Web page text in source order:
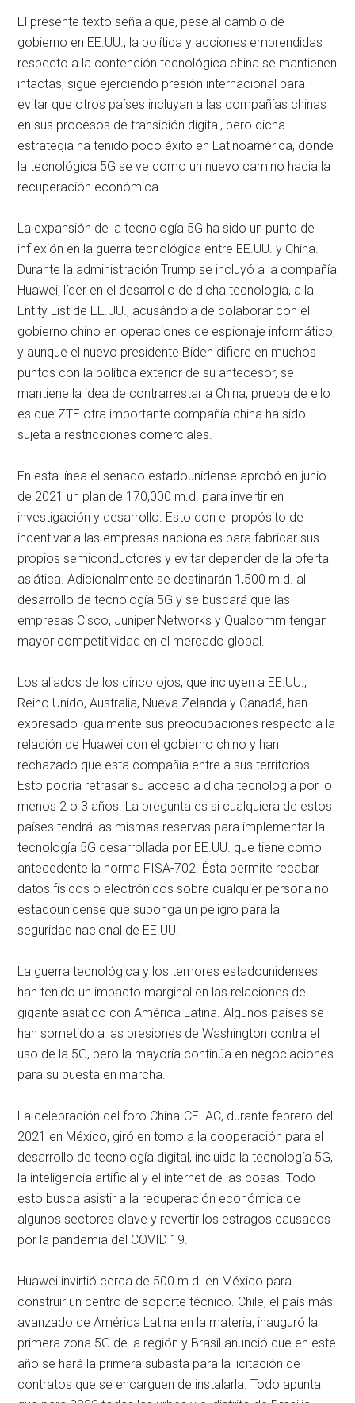
El presente texto señala que, pese al cambio de
gobierno en EE.UU., la política y acciones emprendidas
respecto a la contención tecnológica china se mantienen
intactas, sigue ejerciendo presión internacional para
evitar que otros países incluyan a las compañías chinas
en sus procesos de transición digital, pero dicha
estrategia ha tenido poco éxito en Latinoamérica, donde
la tecnológica 5G se ve como un nuevo camino hacia la
recuperación económica.
La expansión de la tecnología 5G ha sido un punto de
inflexión en la guerra tecnológica entre EE.UU. y China.
Durante la administración Trump se incluyó a la compañía
Huawei, líder en el desarrollo de dicha tecnología, a la
Entity List de EE.UU., acusándola de colaborar con el
gobierno chino en operaciones de espionaje informático,
y aunque el nuevo presidente Biden difiere en muchos
puntos con la política exterior de su antecesor, se
mantiene la idea de contrarrestar a China, prueba de ello
es que ZTE otra importante compañía china ha sido
sujeta a restricciones comerciales.
En esta línea el senado estadounidense aprobó en junio
de 2021 un plan de 170,000 m.d. para invertir en
investigación y desarrollo. Esto con el propósito de
incentivar a las empresas nacionales para fabricar sus
propios semiconductores y evitar depender de la oferta
asiática. Adicionalmente se destinarán 1,500 m.d. al
desarrollo de tecnología 5G y se buscará que las
empresas Cisco, Juniper Networks y Qualcomm tengan
mayor competitividad en el mercado global.
Los aliados de los cinco ojos, que incluyen a EE.UU.,
Reino Unido, Australia, Nueva Zelanda y Canadá, han
expresado igualmente sus preocupaciones respecto a la
relación de Huawei con el gobierno chino y han
rechazado que esta compañía entre a sus territorios.
Esto podría retrasar su acceso a dicha tecnología por lo
menos 2 o 3 años. La pregunta es si cualquiera de estos
países tendrá las mismas reservas para implementar la
tecnología 5G desarrollada por EE.UU. que tiene como
antecedente la norma FISA-702. Ésta permite recabar
datos físicos o electrónicos sobre cualquier persona no
estadounidense que suponga un peligro para la
seguridad nacional de EE.UU.
La guerra tecnológica y los temores estadounidenses
han tenido un impacto marginal en las relaciones del
gigante asiático con América Latina. Algunos países se
han sometido a las presiones de Washington contra el
uso de la 5G, pero la mayoría continúa en negociaciones
para su puesta en marcha.
La celebración del foro China-CELAC, durante febrero del
2021 en México, giró en torno a la cooperación para el
desarrollo de tecnología digital, incluida la tecnología 5G,
la inteligencia artificial y el internet de las cosas. Todo
esto busca asistir a la recuperación económica de
algunos sectores clave y revertir los estragos causados
por la pandemia del COVID 19.
Huawei invirtió cerca de 500 m.d. en México para
construir un centro de soporte técnico. Chile, el país más
avanzado de América Latina en la materia, inauguró la
primera zona 5G de la región y Brasil anunció que en este
año se hará la primera subasta para la licitación de
contratos que se encarguen de instalarla. Todo apunta